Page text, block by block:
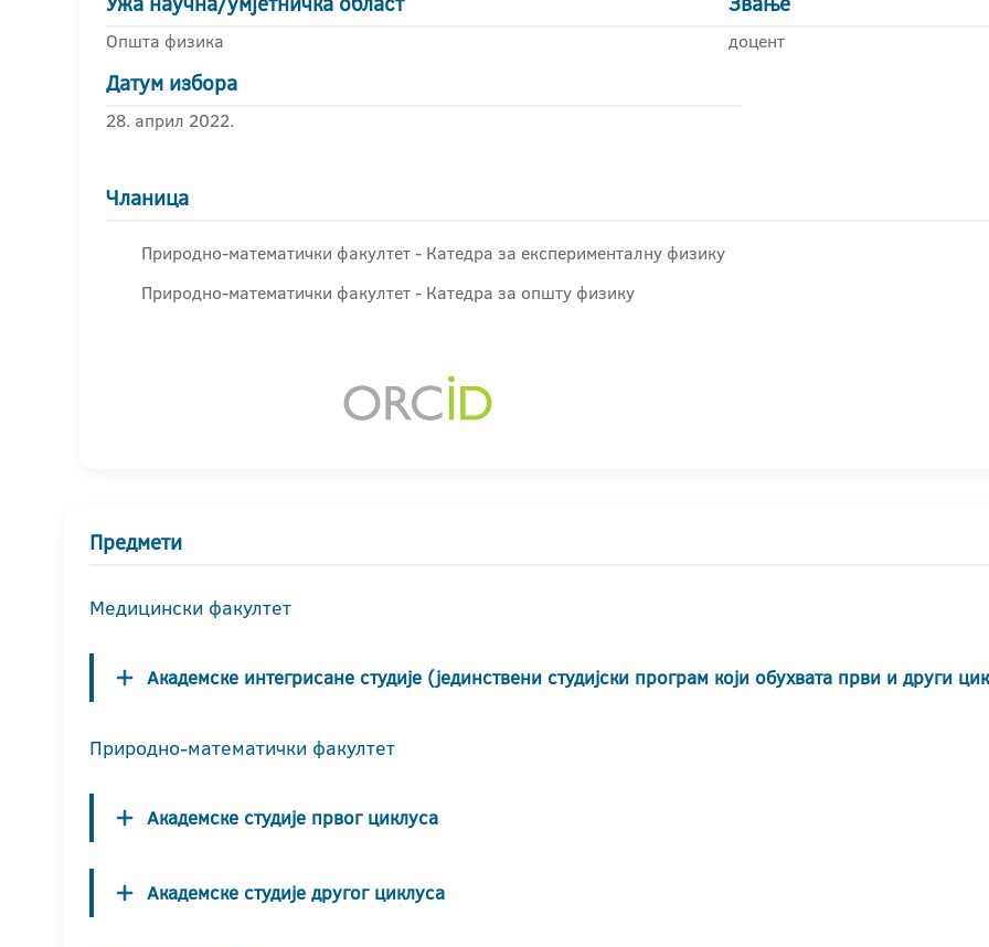
Општа физика доцент
Датум избора
28. април 2022.
Чланица
Природно-математички факултет - Катедра за експерименталну физику
Природно-математички факултет - Катедра за општу физику
Предмети
Медицински факултет
Академске интегрисане студије (јединствени студијски програм који обухвата први и други
Природно-математички факултет
Академске студије првог циклуса
Академске студије другог циклуса